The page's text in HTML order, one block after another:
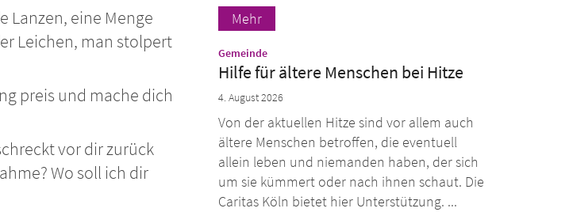
Lanzen, eine Menge
Leichen, man stolpert
preis und mache dich
vor dir zurück
Wo soll ich dir
Mehr
Gemeinde:
Hilfe für ältere Menschen bei Hitze
4. August 2026
Von der aktuellen Hitze sind vor allem auch
ältere Menschen betroffen, die eventuell
allein leben und niemanden haben, der sich
um sie kümmert oder nach ihnen schaut. Die
Caritas Köln bietet hier Unterstützung. ...